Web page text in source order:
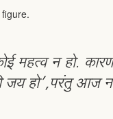
महत्व न हो.
जय हो’,परंतु आज न